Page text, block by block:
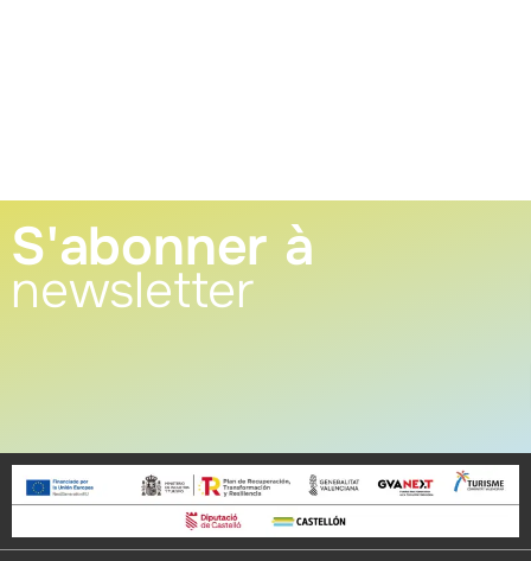
S'abonner à
newsletter